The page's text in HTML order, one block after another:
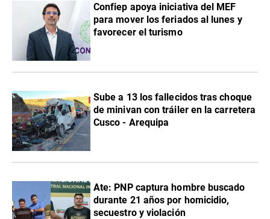
Confiep apoya iniciativa del MEF
para mover los feriados al lunes y
favorecer el turismo
Sube a 13 los fallecidos tras choque
de minivan con tráiler en la carretera
Cusco - Arequipa
Ate: PNP captura hombre buscado
durante 21 años por homicidio,
secuestro y violación